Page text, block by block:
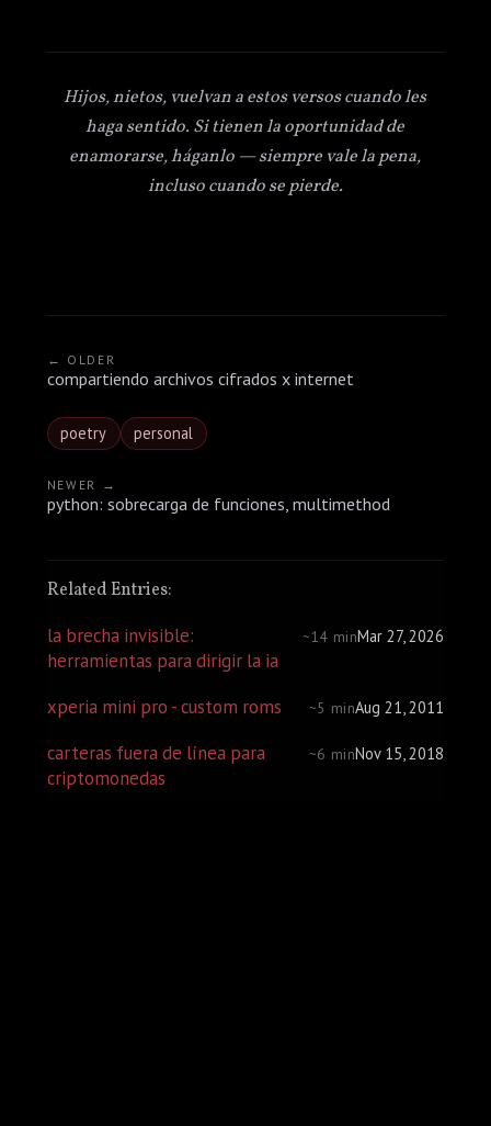
Hijos, nietos, vuelvan a estos versos cuando les
haga sentido. Si tienen la oportunidad de
enamorarse, háganlo — siempre vale la pena,
incluso cuando se pierde.
← OLDER
compartiendo archivos cifrados x internet
poetry personal
NEWER →
python: sobrecarga de funciones, multimethod
Related Entries:
la brecha invisible:
herramientas para dirigir la ia
~14 minMar 27, 2026
xperia mini pro - custom roms ~5 minAug 21, 2011
carteras fuera de línea para
criptomonedas
~6 minNov 15, 2018